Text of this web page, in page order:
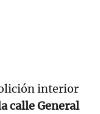
interior
calle General